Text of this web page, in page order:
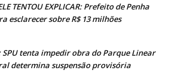
TENTOU EXPLICAR: Prefeito de Penha
esclarecer sobre R$ 13 milhões
SPU tenta impedir obra do Parque Linear
determina suspensão provisória